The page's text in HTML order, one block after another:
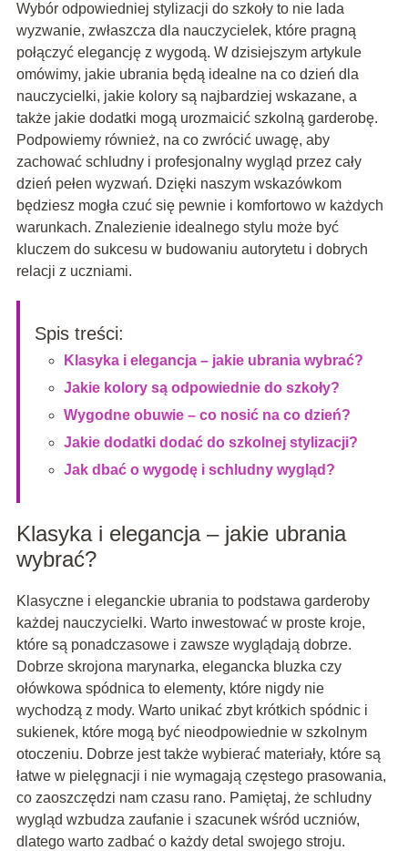
Wybór odpowiedniej stylizacji do szkoły to nie lada
wyzwanie, zwłaszcza dla nauczycielek, które pragną
połączyć elegancję z wygodą. W dzisiejszym artykule
omówimy, jakie ubrania będą idealne na co dzień dla
nauczycielki, jakie kolory są najbardziej wskazane, a
także jakie dodatki mogą urozmaicić szkolną garderobę.
Podpowiemy również, na co zwrócić uwagę, aby
zachować schludny i profesjonalny wygląd przez cały
dzień pełen wyzwań. Dzięki naszym wskazówkom
będziesz mogła czuć się pewnie i komfortowo w każdych
warunkach. Znalezienie idealnego stylu może być
kluczem do sukcesu w budowaniu autorytetu i dobrych
relacji z uczniami.
Spis treści:
Klasyka i elegancja – jakie ubrania wybrać?
Jakie kolory są odpowiednie do szkoły?
Wygodne obuwie – co nosić na co dzień?
Jakie dodatki dodać do szkolnej stylizacji?
Jak dbać o wygodę i schludny wygląd?
Klasyka i elegancja – jakie ubrania
wybrać?
Klasyczne i eleganckie ubrania to podstawa garderoby
każdej nauczycielki. Warto inwestować w proste kroje,
które są ponadczasowe i zawsze wyglądają dobrze.
Dobrze skrojona marynarka, elegancka bluzka czy
ołówkowa spódnica to elementy, które nigdy nie
wychodzą z mody. Warto unikać zbyt krótkich spódnic i
sukienek, które mogą być nieodpowiednie w szkolnym
otoczeniu. Dobrze jest także wybierać materiały, które są
łatwe w pielęgnacji i nie wymagają częstego prasowania,
co zaoszczędzi nam czasu rano. Pamiętaj, że schludny
wygląd wzbudza zaufanie i szacunek wśród uczniów,
dlatego warto zadbać o każdy detal swojego stroju.